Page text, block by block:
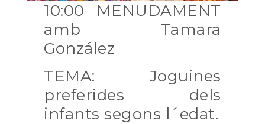
10:00 MENUDAMENT
amb Tamara
González
TEMA: Joguines
preferides dels
infants segons l´edat.